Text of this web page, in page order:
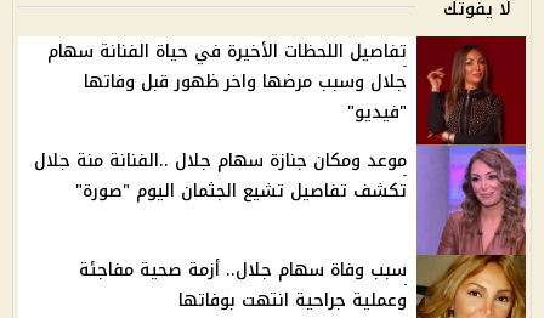
لا يفوتك
تفاصيل اللحظات الأخيرة في حياة الفنانة سهام
جلال وسبب مرضها واخر ظهور قبل وفاتها
"فيديو"
موعد ومكان جنازة سهام جلال ..الفنانة منة جلال
تكشف تفاصيل تشيع الجثمان اليوم "صورة"
سبب وفاة سهام جلال.. أزمة صحية مفاجئة
وعملية جراحية انتهت بوفاتها